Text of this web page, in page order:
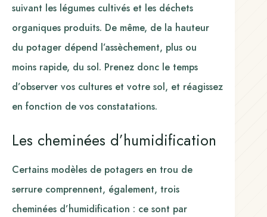
suivant les légumes cultivés et les déchets
organiques produits. De même, de la hauteur
du potager dépend l’assèchement, plus ou
moins rapide, du sol. Prenez donc le temps
d’observer vos cultures et votre sol, et réagissez
en fonction de vos constatations.
Les cheminées d’humidification
Certains modèles de potagers en trou de
serrure comprennent, également, trois
cheminées d’humidification : ce sont par